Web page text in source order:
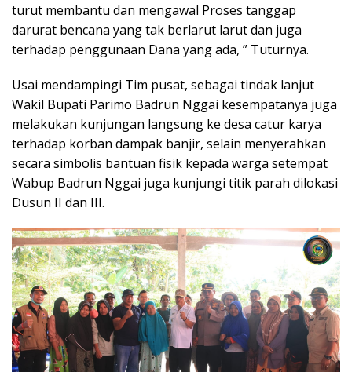
turut membantu dan mengawal Proses tanggap
darurat bencana yang tak berlarut larut dan juga
terhadap penggunaan Dana yang ada, ” Tuturnya.
Usai mendampingi Tim pusat, sebagai tindak lanjut
Wakil Bupati Parimo Badrun Nggai kesempatanya juga
melakukan kunjungan langsung ke desa catur karya
terhadap korban dampak banjir, selain menyerahkan
secara simbolis bantuan fisik kepada warga setempat
Wabup Badrun Nggai juga kunjungi titik parah dilokasi
Dusun II dan III.